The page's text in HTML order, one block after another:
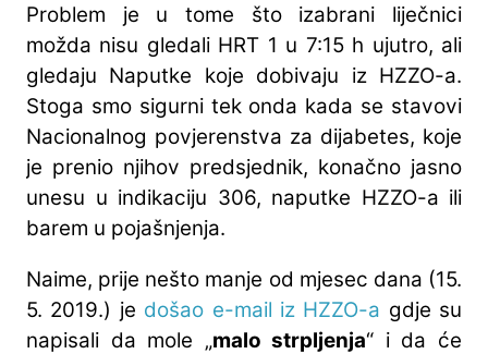
Problem je u tome što izabrani liječnici
možda nisu gledali HRT 1 u 7:15 h ujutro, ali
gledaju Naputke koje dobivaju iz HZZO-a.
Stoga smo sigurni tek onda kada se stavovi
Nacionalnog povjerenstva za dijabetes, koje
je prenio njihov predsjednik, konačno jasno
unesu u indikaciju 306, naputke HZZO-a ili
barem u pojašnjenja.
Naime, prije nešto manje od mjesec dana (15.
5. 2019.) je došao e-mail iz HZZO-a gdje su
napisali da mole „malo strpljenja“ i da će